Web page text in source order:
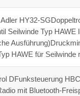
HY32-
Seilwinde Typ
HAWE für Seilwinde
DFunksteuerung
mit Bluetooth-